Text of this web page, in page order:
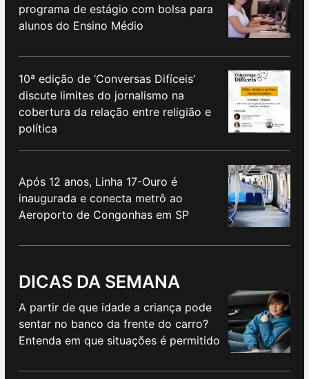
programa de estágio com bolsa para
alunos do Ensino Médio
10ª edição de ‘Conversas Difíceis’
discute limites do jornalismo na
cobertura da relação entre religião e
política
Após 12 anos, Linha 17-Ouro é
inaugurada e conecta metrô ao
Aeroporto de Congonhas em SP
DICAS DA SEMANA
A partir de que idade a criança pode
sentar no banco da frente do carro?
Entenda em que situações é permitido